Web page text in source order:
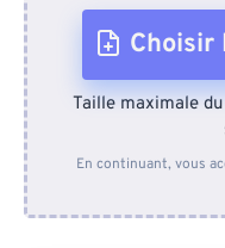
Choisir
Taille maximale
En continuant, vous